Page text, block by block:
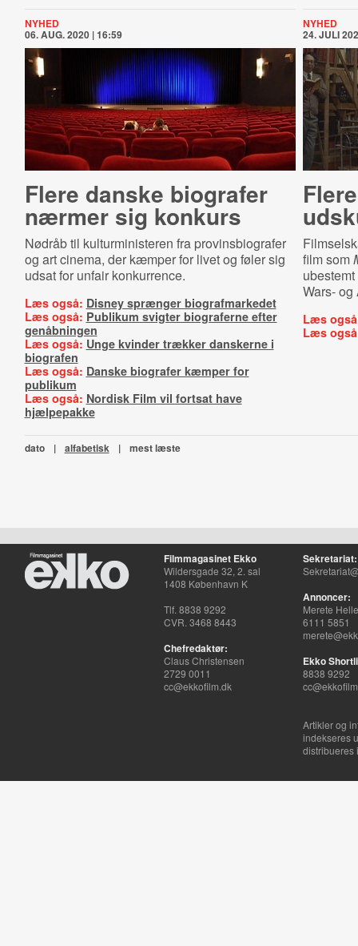
NYHED
06. AUG. 2020 | 16:59
Flere danske biografer
nærmer sig konkurs
Nødråb til kulturministeren fra provinsbiografer
og art cinema, der kæmper for livet og føler sig
udsat for unfair konkurrence.
Læs også: Disney sprænger biografmarkedet
Læs også: Publikum svigter biograferne efter
genåbningen
Læs også: Unge kvinder trækker danskerne i
biografen
Læs også: Danske biografer kæmper for
publikum
Læs også: Nordisk Film vil fortsat have
hjælpepakke
NYHED
24. JULI
film som
Wars- og
Læs
Læs
dato | alfabetisk | mest læste
Filmmagasinet Ekko
Wildersgade 32, 2. sal
1408 København K
Tlf. 8838 9292
CVR. 3468 8443
Chefredaktør:
Claus Christensen
2729 0011
cc@ekkofilm.dk
Sekretariat:
Annoncer:
Merete
6111 5851
Ekko
8838 9292
Artikler og
indekseres
distribueres